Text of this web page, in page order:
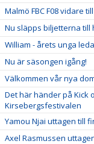
Malmö FBC F08 vidare
Nu släpps biljetterna till
William - årets unga
Nu är säsongen igång!
Välkommen vår nya
Det här händer på Kick
Kirsebergsfestivalen
Yamou Njai uttagen till
Axel Rasmussen